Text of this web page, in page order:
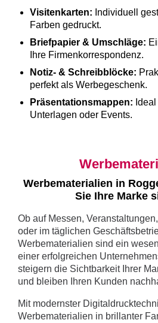
Visitenkarten: Individuell
Farben gedruckt.
Briefpapier & Umschläge:
Ihre Firmenkorrespondenz.
Notiz- & Schreibblöcke:
perfekt als Werbegeschenk.
Präsentationsmappen:
Unterlagen oder Events.
Werbematerialien in
Sie Ihre Marke
Ob auf Messen,
oder im täglichen
Werbematerialien sind ein
einer erfolgreichen
steigern die Sichtbarkeit Ihrer
und bleiben Ihren Kunden
Mit modernster
Werbematerialien in brillanter